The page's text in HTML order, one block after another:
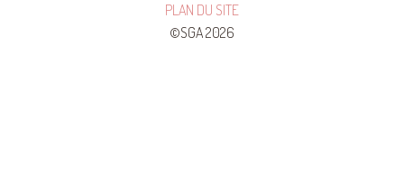
PLAN DU SITE
©SGA 2026